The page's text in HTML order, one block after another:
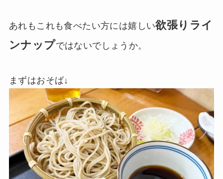
あれもこれも食べたい方には嬉しい欲張りライ
ンナップではないでしょうか。
まずはおそば↓